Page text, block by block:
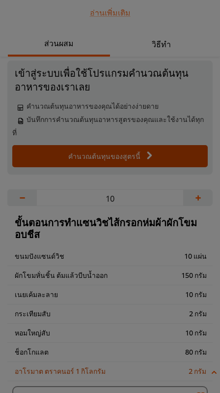
ได้ ผู้ใหญ่ทานดี ดูวิธีทำสูตรเบเกอรี่พร้อมส่วนผสมของเมนู
แซนวิชไส้กรอกห่มผ้าผักโขมอบชีสกันเลย
อ่านเพิ่มเติม
ส่วนผสม วิธีทำ
เข้าสู่ระบบเพื่อใช้โปรแกรมคำนวณต้นทุน
อาหารของเราเลย
คำนวณต้นทุนอาหารของคุณได้อย่างง่ายดาย
บันทึกการคำนวณต้นทุนอาหารสูตรของคุณและใช้งานได้ทุก
ที่
คำนวณต้นทุนของสูตรนี้
− +
ขั้นตอนการทำแซนวิชไส้กรอกห่มผ้าผักโขม
อบชีส
ขนมปังแซนด์วิช 10 แผ่น
ผักโขมหั่นชิ้น ต้มแล้วบีบน้ำออก 150 กรัม
เนยเค้มละลาย 10 กรัม
กระเทียมสับ 2 กรัม
หอมใหญ่สับ 10 กรัม
ช็อกโกแลต 80 กรัม
อาโรมาต ตราคนอร์ 1 กิโลกรัม 2 กรัม